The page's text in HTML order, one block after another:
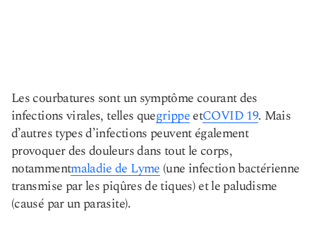
Les courbatures sont un symptôme courant des
infections virales, telles quegrippeetCOVID 19. Mais
d’autres types d’infections peuvent également
provoquer des douleurs dans tout le corps,
notammentmaladie de Lyme (une infection bactérienne
transmise par les piqûres de tiques) et le paludisme
(causé par un parasite).